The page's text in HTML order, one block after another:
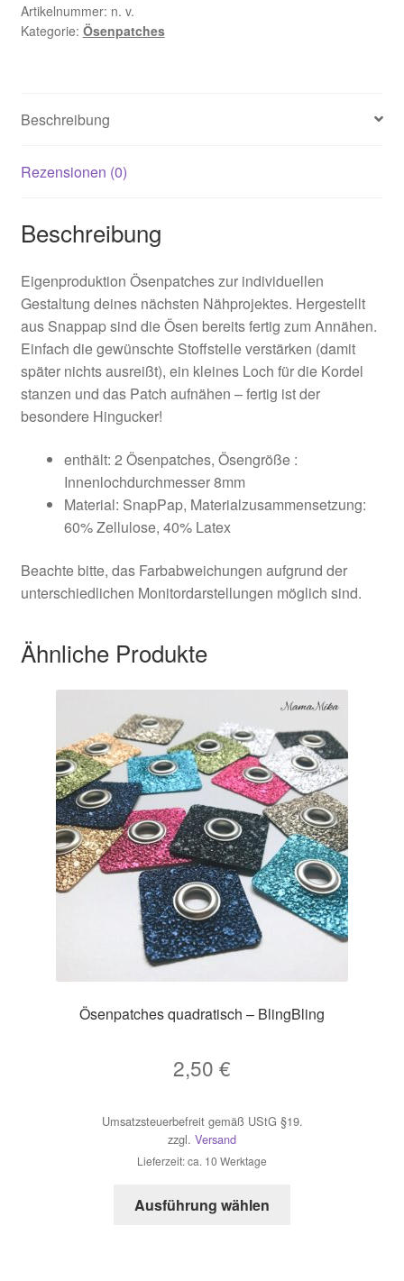
Artikelnummer: n. v.
Kategorie: Ösenpatches
Beschreibung
Rezensionen (0)
Beschreibung
Eigenproduktion Ösenpatches zur individuellen
Gestaltung deines nächsten Nähprojektes. Hergestellt
aus Snappap sind die Ösen bereits fertig zum Annähen.
Einfach die gewünschte Stoffstelle verstärken (damit
später nichts ausreißt), ein kleines Loch für die Kordel
stanzen und das Patch aufnähen – fertig ist der
besondere Hingucker!
enthält: 2 Ösenpatches, Ösengröße :
Innenlochdurchmesser 8mm
Material: SnapPap, Materialzusammensetzung:
60% Zellulose, 40% Latex
Beachte bitte, das Farbabweichungen aufgrund der
unterschiedlichen Monitordarstellungen möglich sind.
Ähnliche Produkte
Ösenpatches quadratisch – BlingBling
2,50 €
Umsatzsteuerbefreit gemäß UStG §19.
zzgl. Versand
Lieferzeit: ca. 10 Werktage
Ausführung wählen